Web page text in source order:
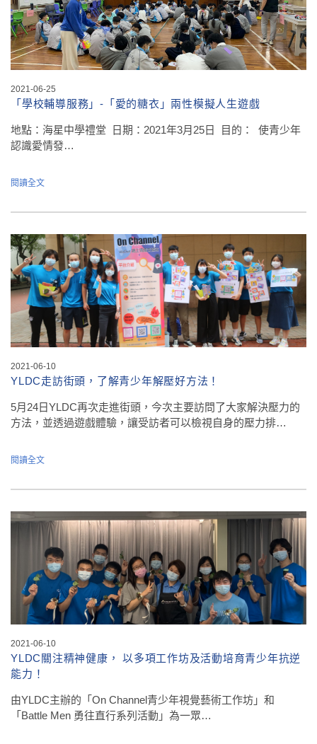
2021-06-25
「學校輔導服務」-「愛的糖衣」兩性模擬人生遊戲
地點：海星中學禮堂 日期：2021年3月25日 目的： 使青少年
認識愛情發…
閱讀全文
2021-06-10
YLDC走訪街頭，了解青少年解壓好方法！
5月24日YLDC再次走進街頭，今次主要訪問了大家解決壓力的
方法，並透過遊戲體驗，讓受訪者可以檢視自身的壓力排…
閱讀全文
2021-06-10
YLDC關注精神健康， 以多項工作坊及活動培育青少年抗逆
能力！
由YLDC主辦的「On Channel青少年視覺藝術工作坊」和
「Battle Men 勇往直行系列活動」為一眾…